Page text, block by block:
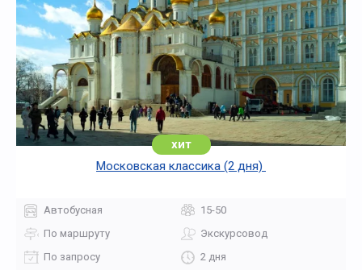
хит
Московская классика (2 дня)
Автобусная
15-50
По маршруту
Экскурсовод
По запросу
2 дня